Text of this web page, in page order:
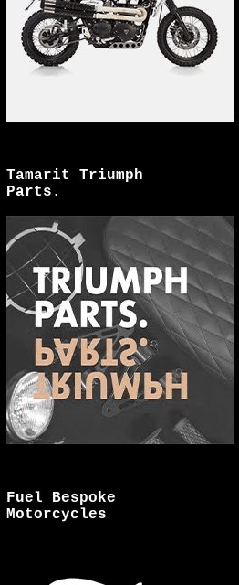
Tamarit Triumph
Parts.
Fuel Bespoke
Motorcycles